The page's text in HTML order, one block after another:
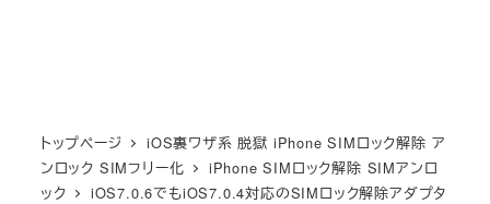
トップページ
iOS裏ワザ系 脱獄 iPhone SIMロック解除 ア
ンロック SIMフリー化
iPhone SIMロック解除 SIMアンロ
ック
iOS7.0.6でもiOS7.0.4対応のSIMロック解除アダプタ